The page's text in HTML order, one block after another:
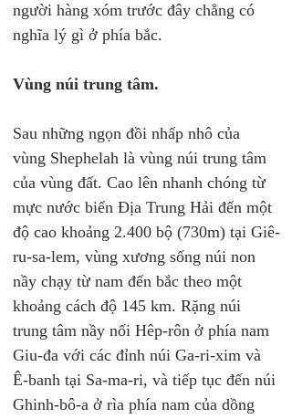
người hàng xóm trước đây chẳng có
nghĩa lý gì ở phía bắc.
Vùng núi trung tâm.
Sau những ngọn đồi nhấp nhô của
vùng Shephelah là vùng núi trung tâm
của vùng đất. Cao lên nhanh chóng từ
mực nước biển Địa Trung Hải đến một
độ cao khoảng 2.400 bộ (730m) tại Giê-
ru-sa-lem, vùng xương sống núi non
nầy chạy từ nam đến bắc theo một
khoảng cách độ 145 km. Rặng núi
trung tâm nầy nối Hêp-rôn ở phía nam
Giu-đa với các đỉnh núi Ga-ri-xim và
Ê-banh tại Sa-ma-ri, và tiếp tục đến núi
Ghinh-bô-a ở rìa phía nam của dồng